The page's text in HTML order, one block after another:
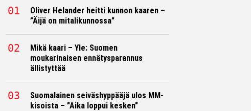
Oliver Helander heitti kunnon kaaren –
”Äijä on mitalikunnossa”
Mikä kaari – Yle: Suomen
moukarinaisen ennätysparannus
ällistyttää
Suomalainen seiväshyppääjä ulos MM-
kisoista – ”Aika loppui kesken”